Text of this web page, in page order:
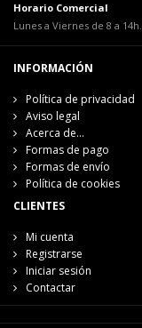
Horario Comercial
Lunes a Viernes de 8 a 14h.
INFORMACIÓN
Política de privacidad
Aviso legal
Acerca de...
Formas de pago
Formas de envío
Política de cookies
CLIENTES
Mi cuenta
Registrarse
Iniciar sesión
Contactar